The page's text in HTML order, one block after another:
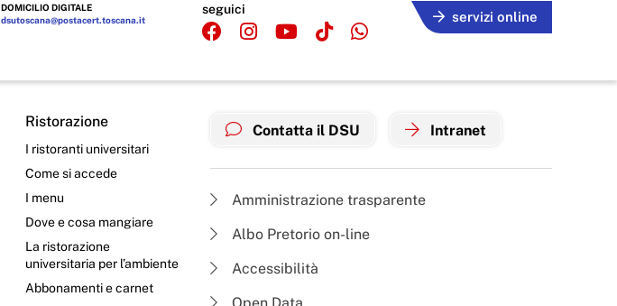
DOMICILIO DIGITALE
dsutoscana@postacert.toscana.it
seguici
servizi online
Ristorazione
I ristoranti universitari
Come si accede
I menu
Dove e cosa mangiare
La ristorazione
universitaria per l’ambiente
Abbonamenti e carnet
Contatta il DSU Intranet
Amministrazione trasparente
Albo Pretorio on-line
Accessibilità